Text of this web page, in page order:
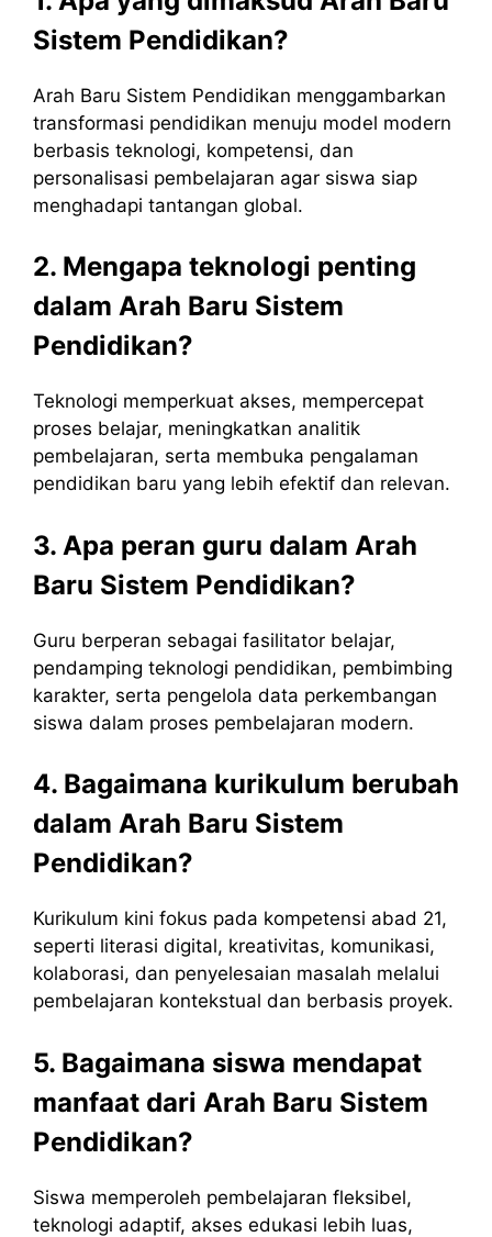
Sistem Pendidikan?
Arah Baru Sistem Pendidikan menggambarkan
transformasi pendidikan menuju model modern
berbasis teknologi, kompetensi, dan
personalisasi pembelajaran agar siswa siap
menghadapi tantangan global.
2. Mengapa teknologi penting
dalam Arah Baru Sistem
Pendidikan?
Teknologi memperkuat akses, mempercepat
proses belajar, meningkatkan analitik
pembelajaran, serta membuka pengalaman
pendidikan baru yang lebih efektif dan relevan.
3. Apa peran guru dalam Arah
Baru Sistem Pendidikan?
Guru berperan sebagai fasilitator belajar,
pendamping teknologi pendidikan, pembimbing
karakter, serta pengelola data perkembangan
siswa dalam proses pembelajaran modern.
4. Bagaimana kurikulum berubah
dalam Arah Baru Sistem
Pendidikan?
Kurikulum kini fokus pada kompetensi abad 21,
seperti literasi digital, kreativitas, komunikasi,
kolaborasi, dan penyelesaian masalah melalui
pembelajaran kontekstual dan berbasis proyek.
5. Bagaimana siswa mendapat
manfaat dari Arah Baru Sistem
Pendidikan?
Siswa memperoleh pembelajaran fleksibel,
teknologi adaptif, akses edukasi lebih luas,